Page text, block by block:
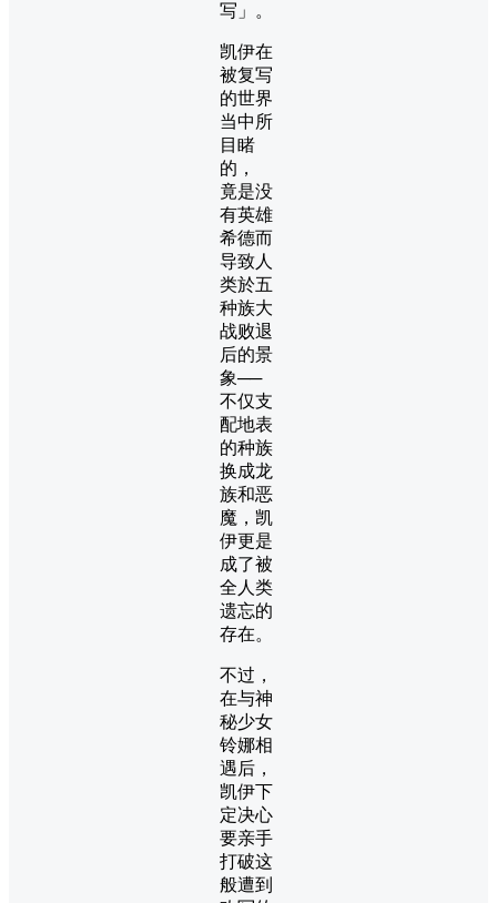
写」。
凯伊在
被复写
的世界
当中所
目睹
的，
竟是没
有英雄
希德而
导致人
类於五
种族大
战败退
后的景
象──
不仅支
配地表
的种族
换成龙
族和恶
魔，凯
伊更是
成了被
全人类
遗忘的
存在。
不过，
在与神
秘少女
铃娜相
遇后，
凯伊下
定决心
要亲手
打破这
般遭到